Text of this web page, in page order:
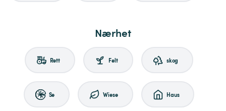
Nærhet
Rett Felt skog
Se Wiese Haus